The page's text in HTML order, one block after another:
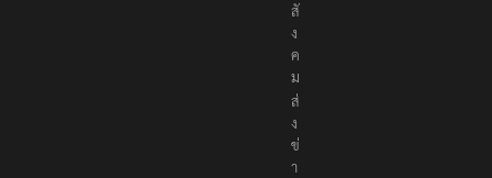
สั
ง
ค
ม
ส่
ง
ข่
า